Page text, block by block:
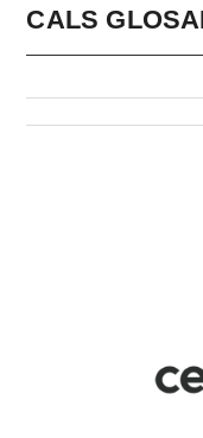
CALS